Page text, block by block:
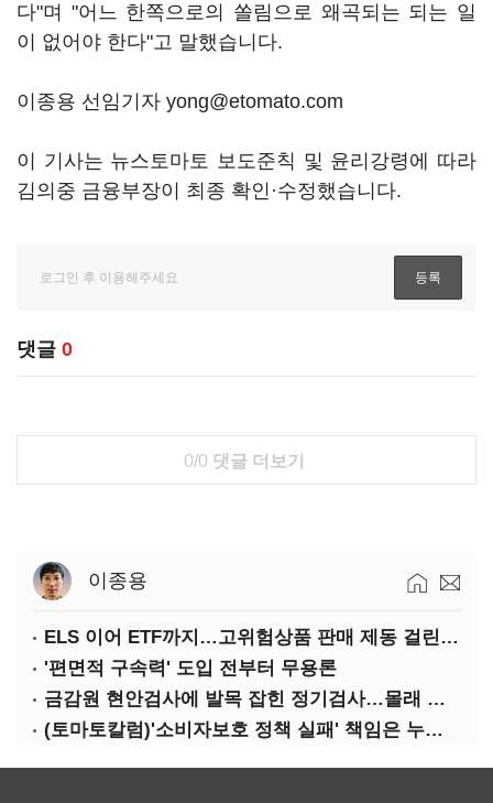
다"며 "어느 한쪽으로의 쏠림으로 왜곡되는 되는 일
이 없어야 한다"고 말했습니다.
이종용 선임기자 yong@etomato.com
이 기사는 뉴스토마토 보도준칙 및 윤리강령에 따라
김의중 금융부장이 최종 확인·수정했습니다.
댓글 0
0/0 댓글 더보기
이종용
ELS 이어 ETF까지…고위험상품 판매 제동 걸린 은행
'편면적 구속력' 도입 전부터 무용론
금감원 현안검사에 발목 잡힌 정기검사…몰래 웃는 금융권
(토마토칼럼)'소비자보호 정책 실패' 책임은 누가 지나